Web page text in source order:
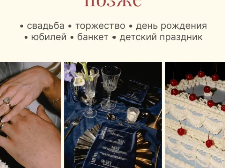
международных рейсов и созданы с учетом
разных сценариев путешествия, от короткой
командировки до длительного международного